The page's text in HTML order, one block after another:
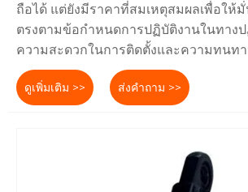
ถือได้ แต่ยังมีราคาที่สมเหตุสมผลเพื่อใ
ตรงตามข้อกำหนดการปฏิบัติงานในทาง
ความสะดวกในการติดตั้งและความทนท
ดูเพิ่มเติม >> ส่งคำถาม >>